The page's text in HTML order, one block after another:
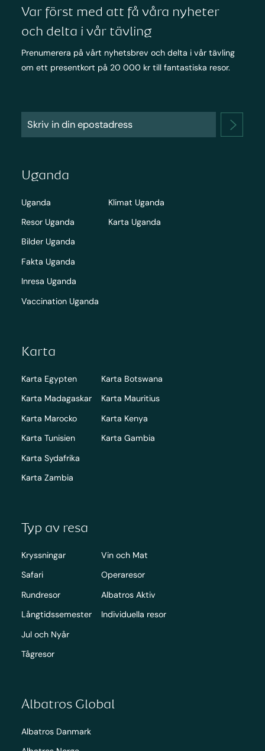
Var först med att få våra nyheter
och delta i vår tävling
Prenumerera på vårt nyhetsbrev och delta i vår tävling
om ett presentkort på 20 000 kr till fantastiska resor.
Uganda
Uganda
Resor Uganda
Bilder Uganda
Fakta Uganda
Inresa Uganda
Vaccination Uganda
Klimat Uganda
Karta Uganda
Karta
Karta Egypten
Karta Madagaskar
Karta Marocko
Karta Tunisien
Karta Sydafrika
Karta Zambia
Karta Botswana
Karta Mauritius
Karta Kenya
Karta Gambia
Typ av resa
Kryssningar
Safari
Rundresor
Långtidssemester
Jul och Nyår
Tågresor
Vin och Mat
Operaresor
Albatros Aktiv
Individuella resor
Albatros Global
Albatros Danmark